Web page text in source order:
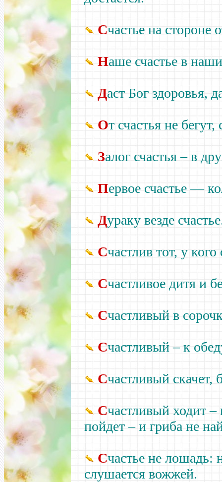
Счастье на стороне
Наше счастье в
Даст Бог здоровья,
От счастья не
Залог счастья –в
Первое счастье —
Дураку везде
Счастлив тот, у
Счастливое дитя и
Счастливый в
Счастливый –к
Счастливый скачет,
Счастливый ходит –
пойдет –и гриба не
Счастье не лошадь:
слушается вожжей.